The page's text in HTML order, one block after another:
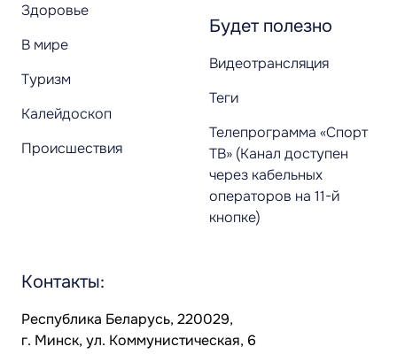
Здоровье
В мире
Туризм
Калейдоскоп
Происшествия
Будет полезно
Видеотрансляция
Теги
Телепрограмма «Спорт
ТВ» (Канал доступен
через кабельных
операторов на 11-й
кнопке)
Контакты:
Республика Беларусь, 220029,
г. Минск, ул. Коммунистическая, 6